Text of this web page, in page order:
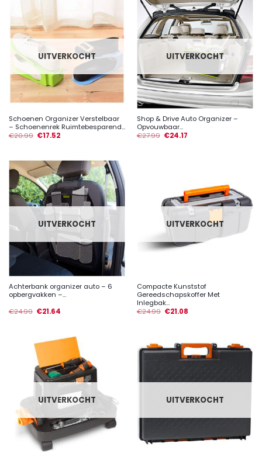
UITVERKOCHT
Schoenen Organizer Verstelbaar
– Schoenenrek Ruimtebesparend...
€20.99 €17.52
UITVERKOCHT
Shop & Drive Auto Organizer –
Opvouwbaar...
€27.99 €24.17
UITVERKOCHT
Achterbank organizer auto – 6
opbergvakken –...
€24.99 €21.64
UITVERKOCHT
Compacte Kunststof
Gereedschapskoffer Met
Inlegbak...
€24.99 €21.08
UITVERKOCHT UITVERKOCHT